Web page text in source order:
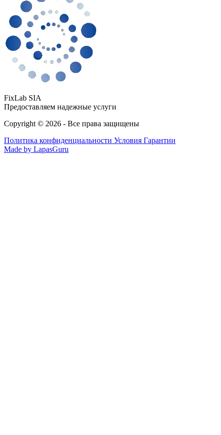
FixLab SIA
Предоставляем надежные услуги
Copyright © 2026 - Все права защищены
Политика конфиденциальности Условия Гарантии
Made by LapasGuru